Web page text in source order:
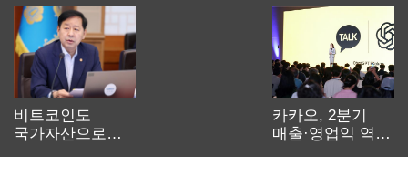
비트코인도
국가자산으로…'
카카오, 2분기
매출·영업익 역대